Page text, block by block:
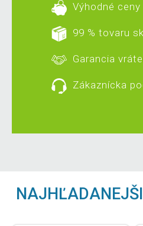
Výhodné ceny
99 % tovaru
Garancia
Zákaznícka